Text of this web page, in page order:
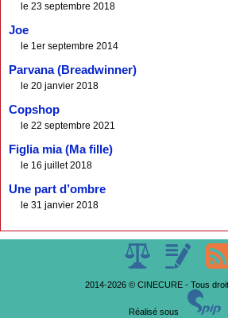
le 23 septembre 2018
Joe
le 1er septembre 2014
Parvana (Breadwinner)
le 20 janvier 2018
Copshop
le 22 septembre 2021
Figlia mia (Ma fille)
le 16 juillet 2018
Une part d’ombre
le 31 janvier 2018
2014-2026 © CINECURE - Tous
Réalisé sous